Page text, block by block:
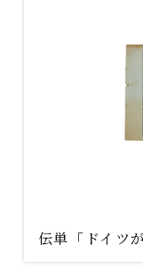
伝単「ドイツ